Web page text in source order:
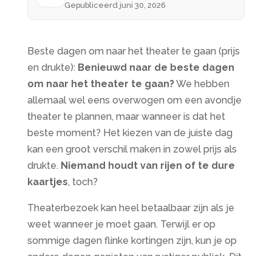
Gepubliceerd juni 30, 2026
Beste dagen om naar het theater te gaan (prijs
en drukte): Benieuwd naar de beste dagen
om naar het theater te gaan?We hebben
allemaal wel eens overwogen om een avondje
theater te plannen, maar wanneer is dat het
beste moment? Het kiezen van de juiste dag
kan een groot verschil maken in zowel prijs als
drukte. Niemand houdt van rijen of te dure
kaartjes, toch?
Theaterbezoek kan heel betaalbaar zijn als je
weet wanneer je moet gaan. Terwijl er op
sommige dagen flinke kortingen zijn, kun je op